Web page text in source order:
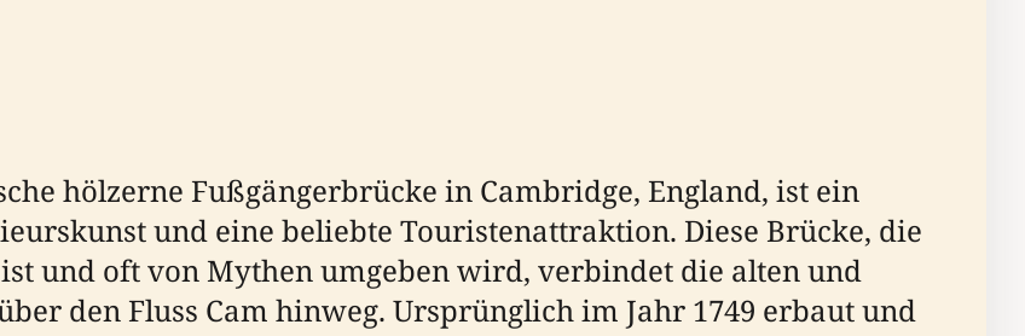
hölzerne Fußgängerbrücke in Cambridge, England, ist ein
und eine beliebte Touristenattraktion. Diese Brücke, die
und oft von Mythen umgeben wird, verbindet die alten und
den Fluss Cam hinweg. Ursprünglich im Jahr 1749 erbaut und